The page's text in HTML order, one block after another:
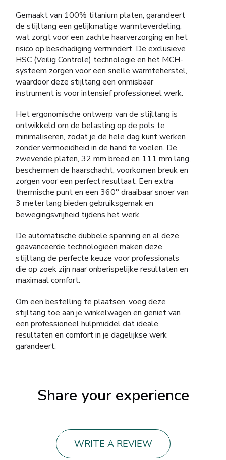
Gemaakt van 100% titanium platen, garandeert
de stijltang een gelijkmatige warmteverdeling,
wat zorgt voor een zachte haarverzorging en het
risico op beschadiging vermindert. De exclusieve
HSC (Veilig Controle) technologie en het MCH-
systeem zorgen voor een snelle warmteherstel,
waardoor deze stijltang een onmisbaar
instrument is voor intensief professioneel werk.
Het ergonomische ontwerp van de stijltang is
ontwikkeld om de belasting op de pols te
minimaliseren, zodat je de hele dag kunt werken
zonder vermoeidheid in de hand te voelen. De
zwevende platen, 32 mm breed en 111 mm lang,
beschermen de haarschacht, voorkomen breuk en
zorgen voor een perfect resultaat. Een extra
thermische punt en een 360° draaibaar snoer van
3 meter lang bieden gebruiksgemak en
bewegingsvrijheid tijdens het werk.
De automatische dubbele spanning en al deze
geavanceerde technologieën maken deze
stijltang de perfecte keuze voor professionals
die op zoek zijn naar onberispelijke resultaten en
maximaal comfort.
Om een bestelling te plaatsen, voeg deze
stijltang toe aan je winkelwagen en geniet van
een professioneel hulpmiddel dat ideale
resultaten en comfort in je dagelijkse werk
garandeert.
Share your experience
WRITE A REVIEW